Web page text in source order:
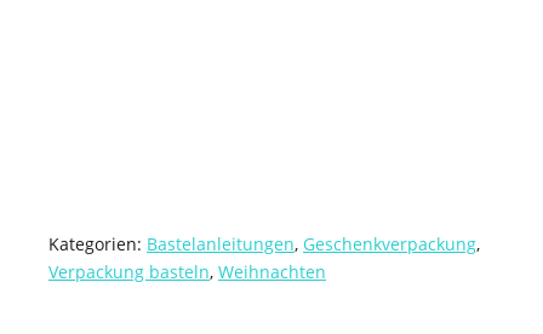
Kategorien: Bastelanleitungen, Geschenkverpackung,
Verpackung basteln, Weihnachten